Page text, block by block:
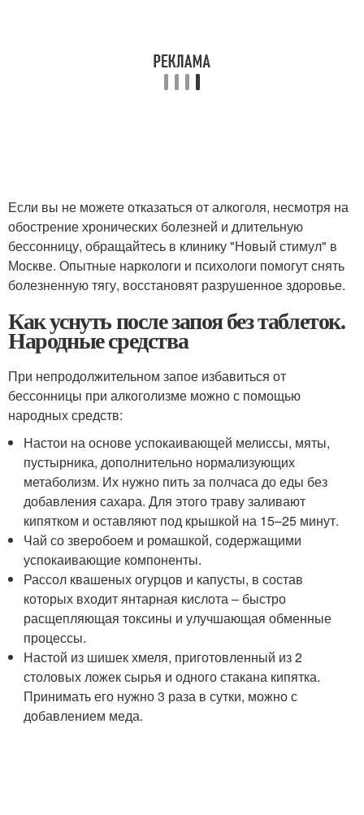
Если вы не можете отказаться от алкоголя, несмотря на
обострение хронических болезней и длительную
бессонницу, обращайтесь в клинику "Новый стимул" в
Москве. Опытные наркологи и психологи помогут снять
болезненную тягу, восстановят разрушенное здоровье.
Как уснуть после запоя без таблеток.
Народные средства
При непродолжительном запое избавиться от
бессонницы при алкоголизме можно с помощью
народных средств:
Настои на основе успокаивающей мелиссы, мяты,
пустырника, дополнительно нормализующих
метаболизм. Их нужно пить за полчаса до еды без
добавления сахара. Для этого траву заливают
кипятком и оставляют под крышкой на 15–25 минут.
Чай со зверобоем и ромашкой, содержащими
успокаивающие компоненты.
Рассол квашеных огурцов и капусты, в состав
которых входит янтарная кислота – быстро
расщепляющая токсины и улучшающая обменные
процессы.
Настой из шишек хмеля, приготовленный из 2
столовых ложек сырья и одного стакана кипятка.
Принимать его нужно 3 раза в сутки, можно с
добавлением меда.